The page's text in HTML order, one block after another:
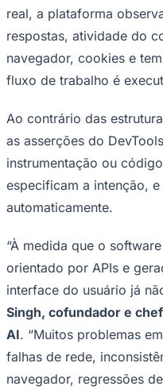
real, a plataforma
respostas, atividade do
navegador, cookies e
fluxo de trabalho é
Ao contrário das
as asserções do
instrumentação ou
especificam a intenção,
automaticamente.
“À medida que o
orientado por APIs e
interface do usuário já
Singh, cofundador e
AI. “Muitos problemas
falhas de rede,
navegador, regressões